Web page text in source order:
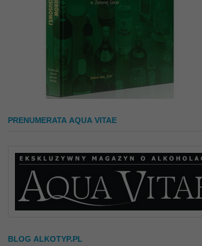
PRENUMERATA AQUA VITAE
BLOG ALKOTYP.PL